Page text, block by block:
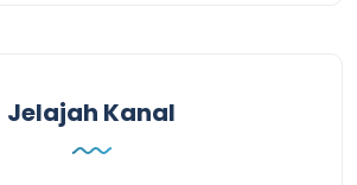
Jelajah Kanal